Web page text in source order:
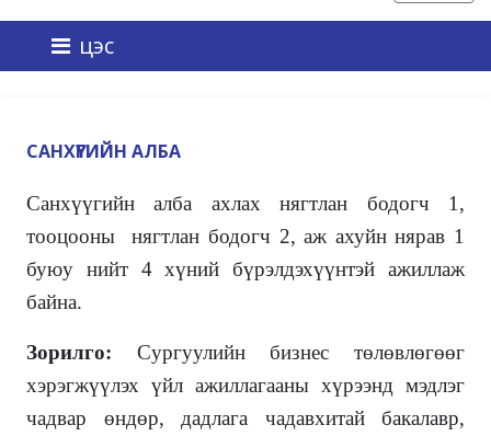
цэс
САНХҮҮГИЙН АЛБА
Санхүүгийн алба ахлах нягтлан бодогч 1,
тооцооны нягтлан бодогч 2, аж ахуйн нярав 1
буюу нийт 4 хүний бүрэлдэхүүнтэй ажиллаж
байна.
Зорилго: Сургуулийн бизнес төлөвлөгөөг
хэрэгжүүлэх үйл ажиллагааны хүрээнд мэдлэг
чадвар өндөр, дадлага чадавхитай бакалавр,